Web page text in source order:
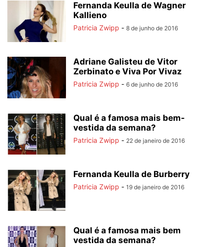
Fernanda Keulla de Wagner
Kallieno
Patricia Zwipp - 8 de junho de 2016
Adriane Galisteu de Vitor
Zerbinato e Viva Por Vivaz
Patricia Zwipp - 6 de junho de 2016
Qual é a famosa mais bem-
vestida da semana?
Patricia Zwipp - 22 de janeiro de 2016
Fernanda Keulla de Burberry
Patricia Zwipp - 19 de janeiro de 2016
Qual é a famosa mais bem
vestida da semana?